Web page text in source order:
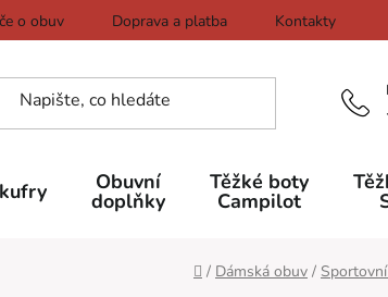
o obuv Doprava a platba Kontakty
Obuvní
doplňky
Těžké boty
Campilot
Domů
/ Dámská obuv /